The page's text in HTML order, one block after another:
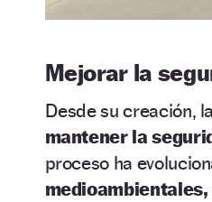
Mejorar la
Desde su creación, la
mantener la
proceso ha
medioambientales,